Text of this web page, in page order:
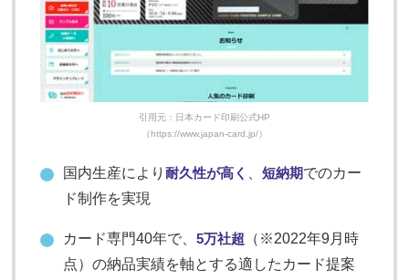
引用元：日本カード印刷公式HP
（https://www.japan-card.jp/）
国内生産により耐久性が高く 、短納期でのカー
ド制作を実現
カード専門40年で、5万社超 （※2022年9月時
点）の納品実績を軸とする適したカード提案